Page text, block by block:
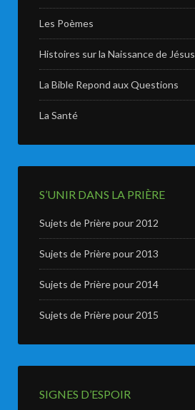
Les Poèmes
Histoires sur la Naissance de Jésus
La Bible Repond aux Questions
La Santé
S’UNIR DANS LA PRIÈRE
Sujets de Prière pour 2012
Sujets de Prière pour 2013
Sujets de Prière pour 2014
Sujets de Prière pour 2015
SIGNES D’ESPOIR